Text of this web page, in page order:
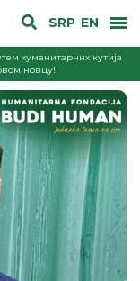
SRP EN
хуманитарних кутија
новцу!